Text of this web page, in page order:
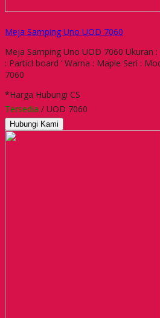
Meja Samping Uno UOD 7060
Meja Samping Uno UOD 7060 Ukuran
: Particl board ‘ Warna : Maple Seri :
7060
*Harga Hubungi CS
Tersedia / UOD 7060
Hubungi Kami